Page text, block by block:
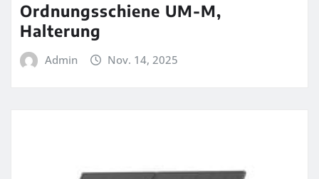
Ordnungsschiene UM-M,
Halterung
Admin Nov. 14, 2025